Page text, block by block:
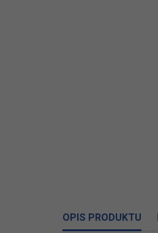
OPIS PRODUKTU